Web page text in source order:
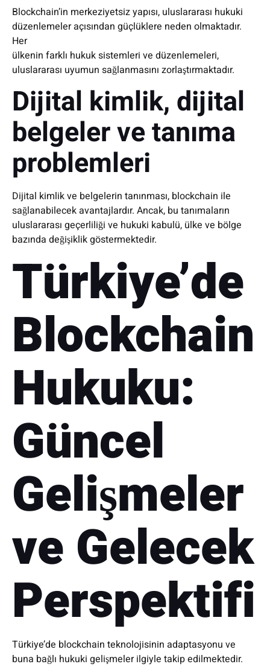
Blockchain’in merkeziyetsiz yapısı, uluslararası hukuki
düzenlemeler açısından güçlüklere neden olmaktadır.
Her
ülkenin farklı hukuk sistemleri ve düzenlemeleri,
uluslararası uyumun sağlanmasını zorlaştırmaktadır.
Dijital kimlik, dijital
belgeler ve tanıma
problemleri
Dijital kimlik ve belgelerin tanınması, blockchain ile
sağlanabilecek avantajlardır. Ancak, bu tanımaların
uluslararası geçerliliği ve hukuki kabulü, ülke ve bölge
bazında değişiklik göstermektedir.
Türkiye’de
Blockchain
Hukuku:
Güncel
Gelişmeler
ve Gelecek
Perspektifi
Türkiye’de blockchain teknolojisinin adaptasyonu ve
buna bağlı hukuki gelişmeler ilgiyle takip edilmektedir.